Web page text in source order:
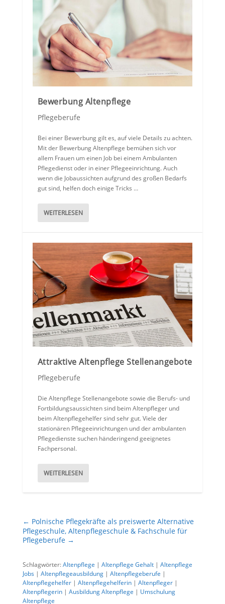
Bewerbung Altenpflege
Pflegeberufe
Bei einer Bewerbung gilt es, auf viele Details zu achten.
Mit der Bewerbung Altenpflege bemühen sich vor
allem Frauen um einen Job bei einem Ambulanten
Pflegedienst oder in einer Pflegeeinrichtung. Auch
wenn die Jobaussichten aufgrund des großen Bedarfs
gut sind, helfen doch einige Tricks …
WEITERLESEN
Attraktive Altenpflege Stellenangebote
Pflegeberufe
Die Altenpflege Stellenangebote sowie die Berufs- und
Fortbildungsaussichten sind beim Altenpfleger und
beim Altenpflegehelfer sind sehr gut. Viele der
stationären Pflegeeinrichtungen und der ambulanten
Pflegedienste suchen händeringend geeignetes
Fachpersonal.
WEITERLESEN
← Polnische Pflegekräfte als preiswerte Alternative
Pflegeschule, Altenpflegeschule & Fachschule für
Pflegeberufe→
Schlagwörter:Altenpflege | Altenpflege Gehalt| Altenpflege
Jobs| Altenpflegeausbildung| Altenpflegeberufe |
Altenpflegehelfer| Altenpflegehelferin| Altenpfleger|
Altenpflegerin| Ausbildung Altenpflege | Umschulung
Altenpflege